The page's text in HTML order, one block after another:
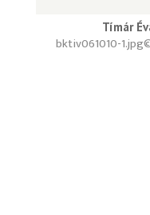
Tímár
bktiv061010-1.jpg